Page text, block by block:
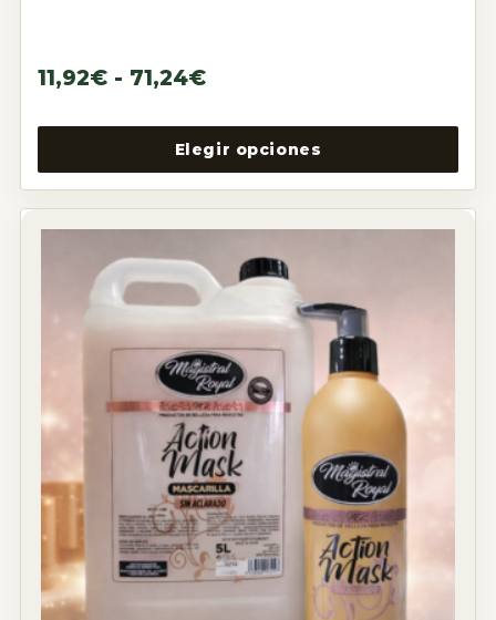
Elegir opciones
11,92€ - 71,24€